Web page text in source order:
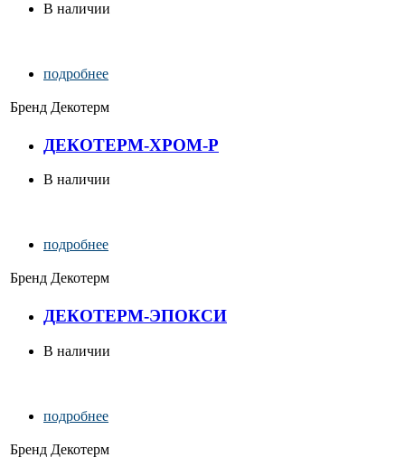
В наличии
подробнее
Бренд Декотерм
ДЕКОТЕРМ-ХРОМ-Р
В наличии
подробнее
Бренд Декотерм
ДЕКОТЕРМ-ЭПОКСИ
В наличии
подробнее
Бренд Декотерм